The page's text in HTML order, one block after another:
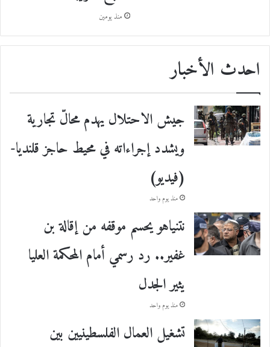
منذ يومين
احدث الأخبار
جيش الاحتلال يهدم محالّ تجارية
ويشدد إجراءاته في محيط حاجز قلنديا-
(فيديو)
منذ يوم واحد
نتنياهو يحسم موقفه من إقالة بن
غفير.. رد رسمي أمام المحكمة العليا
يثير الجدل
منذ يوم واحد
تشغيل العمال الفلسطينيين بين